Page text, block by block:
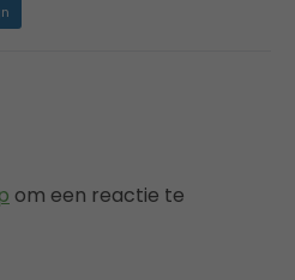
om een reactie te